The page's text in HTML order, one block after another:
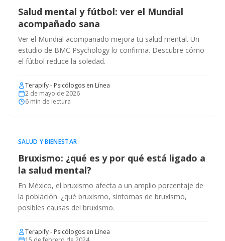
Salud mental y fútbol: ver el Mundial
acompañado sana
Ver el Mundial acompañado mejora tu salud mental. Un
estudio de BMC Psychology lo confirma. Descubre cómo
el fútbol reduce la soledad.
Terapify - Psicólogos en Línea
2 de mayo de 2026
6 min de lectura
SALUD Y BIENESTAR
Bruxismo: ¿qué es y por qué está ligado a
la salud mental?
En México, el bruxismo afecta a un amplio porcentaje de
la población. ¿qué bruxismo, síntomas de bruxismo,
posibles causas del bruxismo.
Terapify - Psicólogos en Línea